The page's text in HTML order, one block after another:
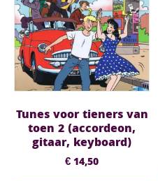
Tunes voor tieners van
toen 2 (accordeon,
gitaar, keyboard)
€14,50